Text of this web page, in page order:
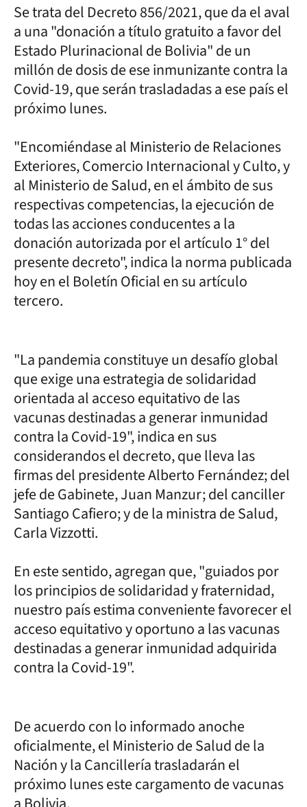
Se trata del Decreto 856/2021, que da el aval
a una "donación a título gratuito a favor del
Estado Plurinacional de Bolivia" de un
millón de dosis de ese inmunizante contra la
Covid-19, que serán trasladadas a ese país el
próximo lunes.
"Encomiéndase al Ministerio de Relaciones
Exteriores, Comercio Internacional y Culto, y
al Ministerio de Salud, en el ámbito de sus
respectivas competencias, la ejecución de
todas las acciones conducentes a la
donación autorizada por el artículo 1° del
presente decreto", indica la norma publicada
hoy en el Boletín Oficial en su artículo
tercero.
"La pandemia constituye un desafío global
que exige una estrategia de solidaridad
orientada al acceso equitativo de las
vacunas destinadas a generar inmunidad
contra la Covid-19", indica en sus
considerandos el decreto, que lleva las
firmas del presidente Alberto Fernández; del
jefe de Gabinete, Juan Manzur; del canciller
Santiago Cafiero; y de la ministra de Salud,
Carla Vizzotti.
En este sentido, agregan que, "guiados por
los principios de solidaridad y fraternidad,
nuestro país estima conveniente favorecer el
acceso equitativo y oportuno a las vacunas
destinadas a generar inmunidad adquirida
contra la Covid-19".
De acuerdo con lo informado anoche
oficialmente, el Ministerio de Salud de la
Nación y la Cancillería trasladarán el
próximo lunes este cargamento de vacunas